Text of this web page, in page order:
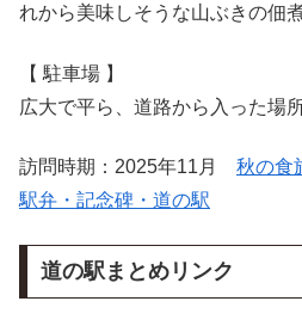
れから美味しそうな山ぶきの佃煮
【 駐車場 】
広大で平ら、道路から入った場
訪問時期：2025年11月 秋の食
駅弁・記念碑・道の駅
道の駅まとめリンク